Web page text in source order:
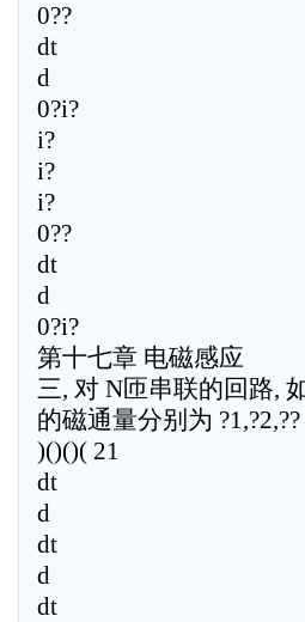
0??
dt
d
0?i?
i?
i?
i?
0??
dt
d
0?i?
第十七章 电磁感应
三, 对 N匝串联的回路,
的磁通量分别为
)()()( 21
dt
d
dt
d
dt